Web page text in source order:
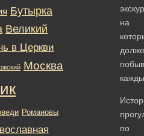
на
по
Бутырка
Великий
в Церкви
Москва
Романовы